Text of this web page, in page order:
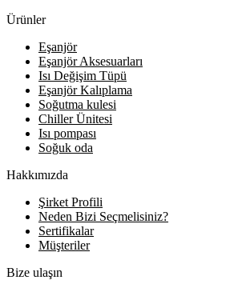
Ürünler
Eşanjör
Eşanjör Aksesuarları
Isı Değişim Tüpü
Eşanjör Kalıplama
Soğutma kulesi
Chiller Ünitesi
Isı pompası
Soğuk oda
Hakkımızda
Şirket Profili
Neden Bizi Seçmelisiniz?
Sertifikalar
Müşteriler
Bize ulaşın